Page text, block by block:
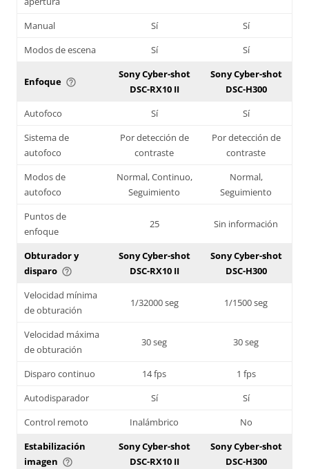
Manual
Sí
Sí
Modos de escena
Sí Sí
Enfoque help_outline
Sony Cyber-shot
DSC-RX10 II
Sony Cyber-shot
DSC-H300
Autofoco
Sí
Sí
Sistema de
autofoco
Por detección de
contraste
Por detección de
contraste
Modos de
autofoco
Normal, Continuo,
Seguimiento
Normal,
Seguimiento
Puntos de
enfoque
25 Sin información
Obturador y
disparo help_outline
Sony Cyber-shot
DSC-RX10 II
Sony Cyber-shot
DSC-H300
Velocidad mínima
de obturación
1/32000 seg 1/1500 seg
Velocidad máxima
de obturación
30 seg 30 seg
Disparo continuo 14 fps
1 fps
Autodisparador
Sí
Sí
Control remoto
Inalámbrico
No
Estabilización
imagen help_outline
Sony Cyber-shot
DSC-RX10 II
Sony Cyber-shot
DSC-H300